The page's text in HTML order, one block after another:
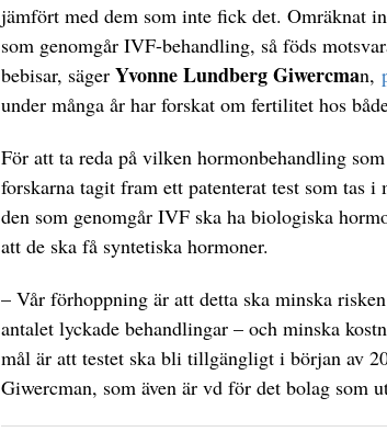
jämfört med dem som inte fick det. Omräknat
som genomgår IVF-behandling, så föds
bebisar, säger Yvonne Lundberg Giwercman,
under många år har forskat om fertilitet hos
För att ta reda på vilken hormonbehandling
forskarna tagit fram ett patenterat test som tas
den som genomgår IVF ska ha biologiska
att de ska få syntetiska hormoner.
– Vår förhoppning är att detta ska minska
antalet lyckade behandlingar – och minska
mål är att testet ska bli tillgängligt i början av
Giwercman, som även är vd för det bolag som